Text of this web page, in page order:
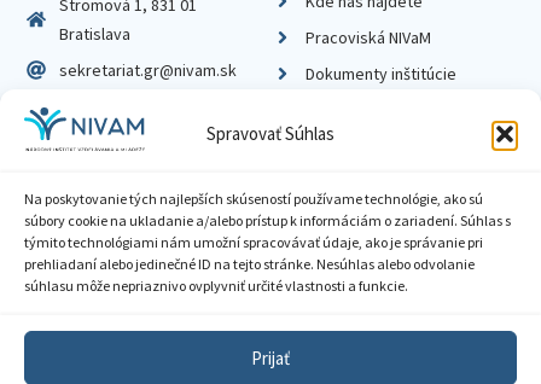
Spravovať Súhlas
Na poskytovanie tých najlepších skúseností používame technológie, ako sú
súbory cookie na ukladanie a/alebo prístup k informáciám o zariadení. Súhlas s
týmito technológiami nám umožní spracovávať údaje, ako je správanie pri
prehliadaní alebo jedinečné ID na tejto stránke. Nesúhlas alebo odvolanie
súhlasu môže nepriaznivo ovplyvniť určité vlastnosti a funkcie.
Prijať
Stromová 1, 831 01
Bratislava
sekretariat.gr@nivam.sk
IČO: 00164348
DIČ: 2020798714
Pracoviská NIVaM
Dokumenty inštitúcie
Zásady ochrany súkromia
Sprístupnenie informácií